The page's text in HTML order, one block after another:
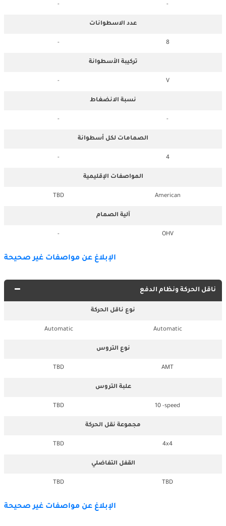
-
-
عدد الاسطوانات
8
-
تركيبة الأسطوانة
V
-
نسبة الانضغاط
-
-
الصمامات لكل أسطوانة
4
-
المواصفات الإقليمية
American
TBD
آلية الصمام
OHV
-
الإبلاغ عن مواصفات غير صحيحة
ناقل الحركة ونظام الدفع
نوع ناقل الحركة
Automatic
Automatic
نوع التروس
AMT
TBD
علبة التروس
10 -speed
TBD
مجموعة نقل الحركة
4x4
TBD
القفل التفاضلي
TBD
TBD
الإبلاغ عن مواصفات غير صحيحة